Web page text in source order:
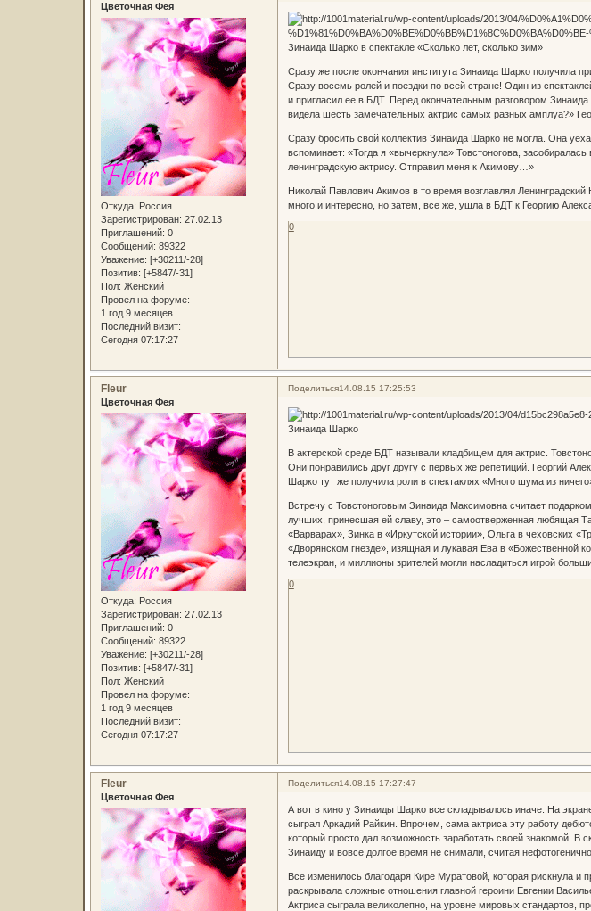
Цветочная Фея
Откуда: Россия
Зарегистрирован: 27.02.13
Приглашений: 0
Сообщений: 89322
Уважение: [+30211/-28]
Позитив: [+5847/-31]
Пол: Женский
Провел на форуме:
1 год 9 месяцев
Последний визит:
Сегодня 07:17:27
Зинаида Шарко в спектакле «Сколько лет, сколько зим»
Сразу же после окончания института Зинаида Шарко получила
Сразу восемь ролей и поездки по всей стране! Один из
и пригласил ее в БДТ. Перед окончательным разговором
видела шесть замечательных актрис самых разных амплуа?»
Сразу бросить свой коллектив Зинаида Шарко не могла. Она
вспоминает: «Тогда я «вычеркнула» Товстоногова,
ленинградскую актрису. Отправил меня к Акимову…»
Николай Павлович Акимов в то время возглавлял
много и интересно, но затем, все же, ушла в БДТ к Георгию
0
Поделиться14.08.15 17:25:53
Fleur
Цветочная Фея
Откуда: Россия
Зарегистрирован: 27.02.13
Приглашений: 0
Сообщений: 89322
Уважение: [+30211/-28]
Позитив: [+5847/-31]
Пол: Женский
Провел на форуме:
1 год 9 месяцев
Последний визит:
Сегодня 07:17:27
Зинаида Шарко
В актерской среде БДТ называли кладбищем для актрис.
Они понравились друг другу с первых же репетиций. Георгий
Шарко тут же получила роли в спектаклях «Много шума из
Встречу с Товстоноговым Зинаида Максимовна считает
лучших, принесшая ей славу, это – самоотверженная любящая
«Варварах», Зинка в «Иркутской истории», Ольга в чеховских
«Дворянском гнезде», изящная и лукавая Ева в «Божественной
телеэкран, и миллионы зрителей могли насладиться игрой
0
Поделиться14.08.15 17:27:47
Fleur
Цветочная Фея
А вот в кино у Зинаиды Шарко все складывалось иначе. На
сыграл Аркадий Райкин. Впрочем, сама актриса эту работу
который просто дал возможность заработать своей знакомой.
Зинаиду и вовсе долгое время не снимали, считая
Все изменилось благодаря Кире Муратовой, которая рискнула и
раскрывала сложные отношения главной героини Евгении
Актриса сыграла великолепно, на уровне мировых стандартов,